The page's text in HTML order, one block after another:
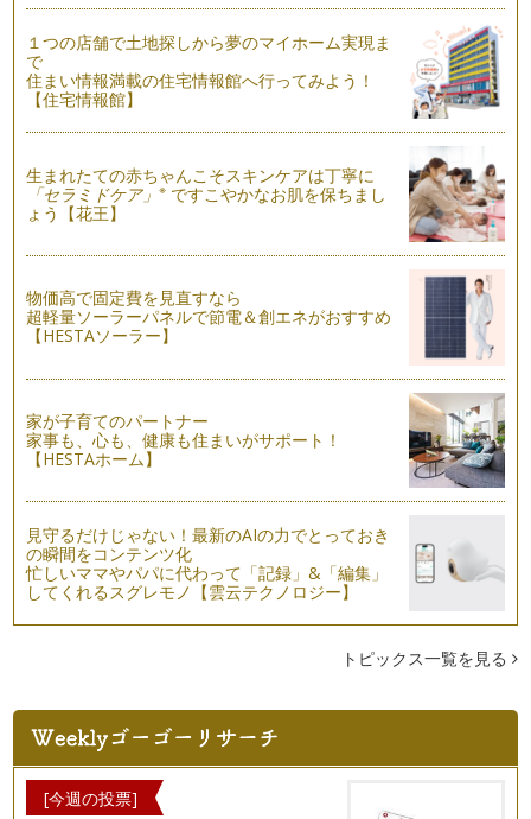
美ママのみなさま、こんにちは♪ 暑い日が続いていますね。
…
美ママ親子の夏休みヘルスレッスン♪
美ママのみなさん、こんにちは♪ お子さまが、幼稚園・小学
美ママの親子のお肌レッスン！
美ママのみなさま、こんにちは♪ 陽射しが強く、汗もかきやす
１つの店舗で土地探しから夢のマイホーム実現ま
で
住まい情報満載の住宅情報館へ行ってみよう！
【住宅情報館】
生まれたての赤ちゃんこそスキンケアは丁寧に
「セラミドケア」※ ですこやかなお肌を保ちまし
ょう【花王】
物価高で固定費を見直すなら
超軽量ソーラーパネルで節電＆創エネがおすすめ
【HESTAソーラー】
家が子育てのパートナー
家事も、心も、健康も住まいがサポート！
【HESTAホーム】
見守るだけじゃない！最新のAIの力でとっておき
の瞬間をコンテンツ化
忙しいママやパパに代わって「記録」&「編集」
してくれるスグレモノ【雲云テクノロジー】
トピックス一覧を見る
[今週の投票]